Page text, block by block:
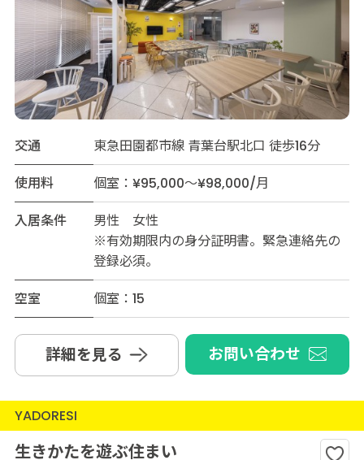
交通
東急田園都市線 青葉台駅北口 徒歩16分
使用料
個室：¥95,000～¥98,000/月
入居条件
男性 女性
※有効期限内の身分証明書。緊急連絡先の
登録必須。
空室
個室：15
詳細を見る お問い合わせ
YADORESI
生きかたを遊ぶ住まい